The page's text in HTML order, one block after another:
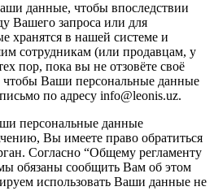
данные, чтобы впоследствии
Вашего запроса или для
хранятся в нашей системе и
сотрудникам (или продавцам, у
пор, пока вы не отзовёте своё
чтобы Ваши персональные данные
по адресу info@leonis.uz.
персональные данные
Вы имеете право обратиться
Согласно “Общему регламенту
обязаны сообщить Вам об этом
использовать Ваши данные не